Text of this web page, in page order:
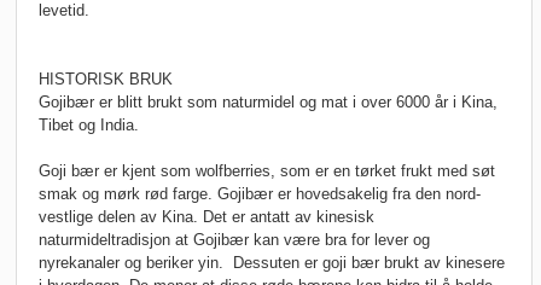
levetid.
HISTORISK BRUK
Gojibær er blitt brukt som naturmidel og mat i over 6000 år i Kina,
Tibet og India.
Goji bær er kjent som wolfberries, som er en tørket frukt med søt
smak og mørk rød farge. Gojibær er hovedsakelig fra den nord-
vestlige delen av Kina. Det er antatt av kinesisk
naturmideltradisjon at Gojibær kan være bra for lever og
nyrekanaler og beriker yin. Dessuten er goji bær brukt av kinesere